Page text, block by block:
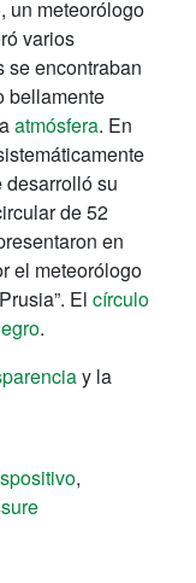
un meteorólogo
varios
se encontraban
bellamente
atmósfera. En
su
de 52
en
el meteorólogo
El círculo
.
y la
,